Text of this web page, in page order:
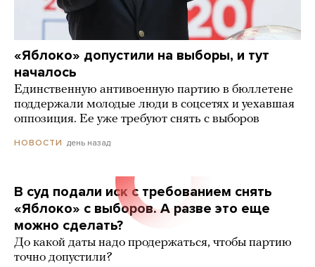
«Яблоко» допустили на выборы, и тут
началось
Единственную антивоенную партию в бюллетене
поддержали молодые люди в соцсетях и уехавшая
оппозиция. Ее уже требуют снять с выборов
НОВОСТИ день назад
В суд подали иск с требованием снять
«Яблоко» с выборов. А разве это еще
можно сделать?
До какой даты надо продержаться, чтобы партию
точно допустили?